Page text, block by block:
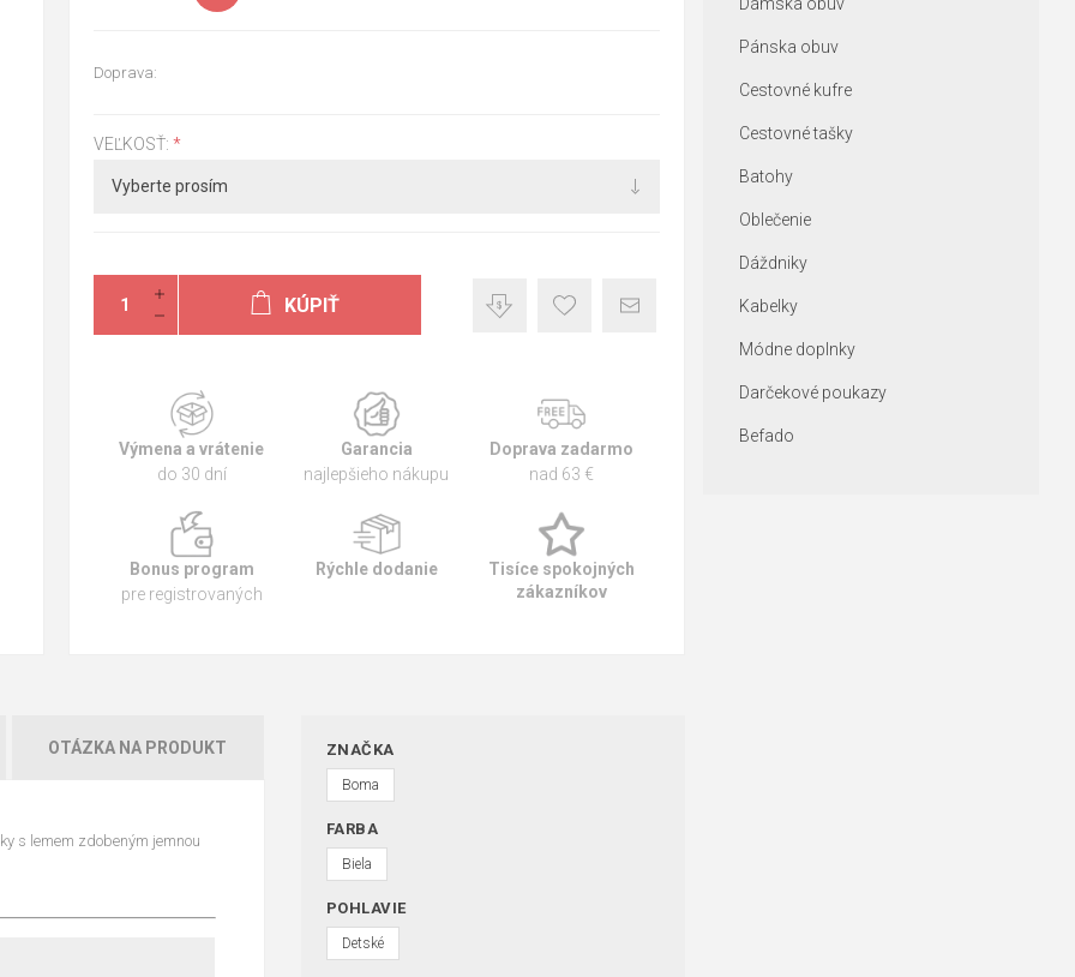
Doprava:
VEĽKOSŤ: *
KÚPIŤ
Výmena a vrátenie
do 30 dní
Garancia
najlepšieho nákupu
Doprava zadarmo
nad 63 €
Bonus program
pre registrovaných
Rýchle dodanie
Tisíce spokojných
zákazníkov
OTÁZKA NA PRODUKT
s lemem zdobeným jemnou
ZNAČKA
Boma
FARBA
Biela
POHLAVIE
Detské
Pánska obuv
Cestovné kufre
Cestovné tašky
Batohy
Oblečenie
Dáždniky
Kabelky
Módne doplnky
Darčekové poukazy
Befado